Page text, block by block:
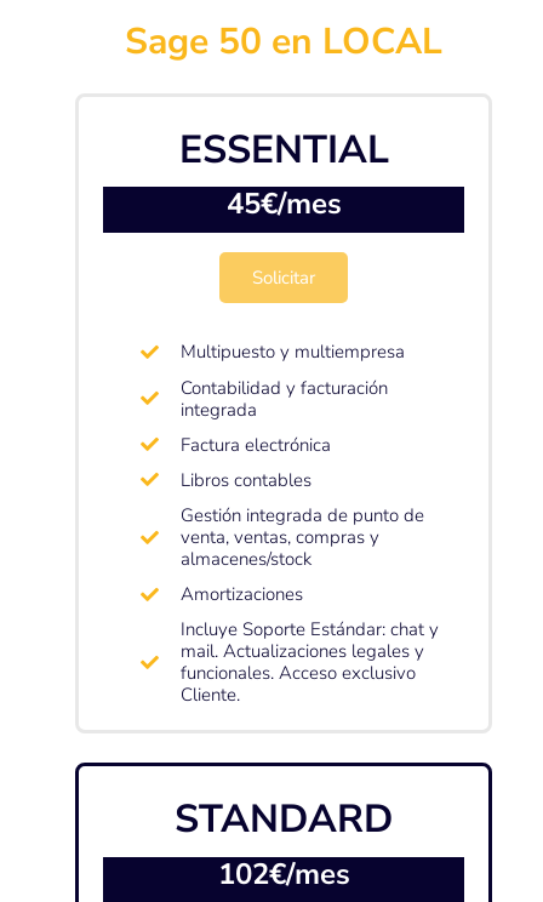
Sage 50 en LOCAL
ESSENTIAL
45€/mes
Solicitar
Multipuesto y multiempresa
Contabilidad y facturación
integrada
Factura electrónica
Libros contables
Gestión integrada de punto de
venta, ventas, compras y
almacenes/stock
Amortizaciones
Incluye Soporte Estándar: chat y
mail. Actualizaciones legales y
funcionales. Acceso exclusivo
Cliente.
STANDARD
102€/mes